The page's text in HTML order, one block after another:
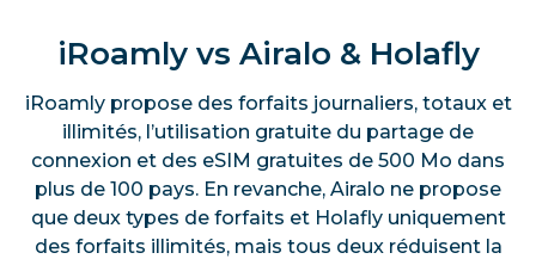
iRoamly vs Airalo & Holafly
iRoamly propose des forfaits journaliers, totaux et
illimités, l’utilisation gratuite du partage de
connexion et des eSIM gratuites de 500 Mo dans
plus de 100 pays. En revanche, Airalo ne propose
que deux types de forfaits et Holafly uniquement
des forfaits illimités, mais tous deux réduisent la